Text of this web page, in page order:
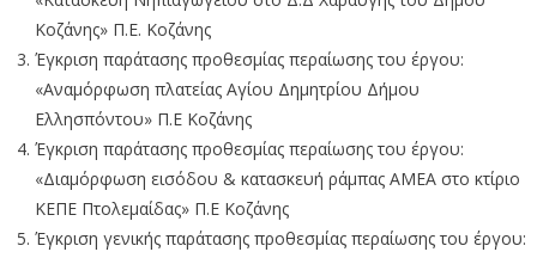
Κοζάνης» Π.Ε. Κοζάνης
Έγκριση παράτασης προθεσμίας περαίωσης του έργου:
«Αναμόρφωση πλατείας Αγίου Δημητρίου Δήμου
Ελλησπόντου» Π.Ε Κοζάνης
Έγκριση παράτασης προθεσμίας περαίωσης του έργου:
«Διαμόρφωση εισόδου & κατασκευή ράμπας ΑΜΕΑ στο κτίριο
ΚΕΠΕ Πτολεμαίδας» Π.Ε Κοζάνης
Έγκριση γενικής παράτασης προθεσμίας περαίωσης του έργου: